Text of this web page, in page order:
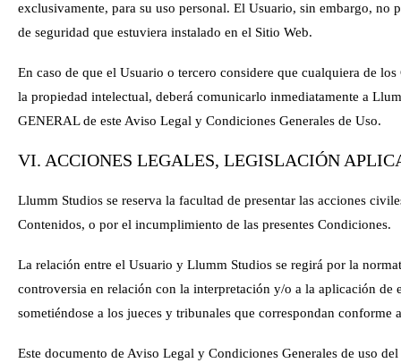
exclusivamente, para su uso personal. El Usuario, sin embargo,
de seguridad que estuviera instalado en el Sitio Web.
En caso de que el Usuario o tercero considere que cualquiera de
la propiedad intelectual, deberá comunicarlo inmediatamente a
GENERAL de este Aviso Legal y Condiciones Generales de Uso.
VI. ACCIONES LEGALES, LEGISLACIÓN
Llumm Studios se reserva la facultad de presentar las acciones
Contenidos, o por el incumplimiento de las presentes Condiciones.
La relación entre el Usuario y Llumm Studios se regirá por la
controversia en relación con la interpretación y/o a la aplicación
sometiéndose a los jueces y tribunales que correspondan conforme
Este documento de Aviso Legal y Condiciones Generales de uso